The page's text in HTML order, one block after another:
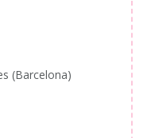
(Barcelona)